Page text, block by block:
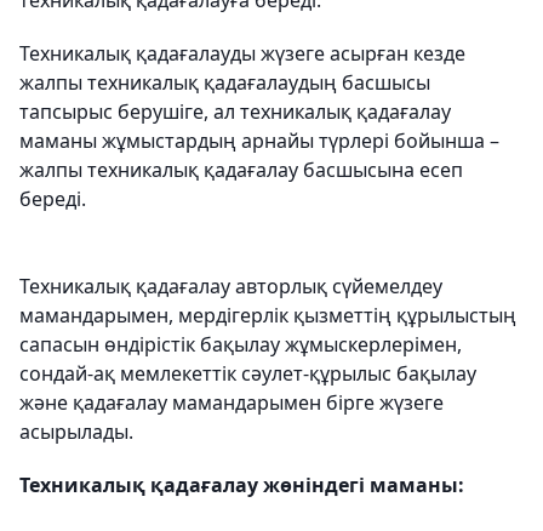
Техникалық қадағалауды жүзеге асырған кезде
жалпы техникалық қадағалаудың басшысы
тапсырыс берушіге, ал техникалық қадағалау
маманы жұмыстардың арнайы түрлері бойынша –
жалпы техникалық қадағалау басшысына есеп
береді.
Техникалық қадағалау авторлық сүйемелдеу
мамандарымен, мердігерлік қызметтің құрылыстың
сапасын өндірістік бақылау жұмыскерлерімен,
сондай-ақ мемлекеттік сәулет-құрылыс бақылау
және қадағалау мамандарымен бірге жүзеге
асырылады.
Техникалық қадағалау жөніндегі маманы: